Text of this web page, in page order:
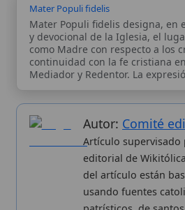
usando fuentes catolicas:
patrísticos, de santos,
teológicos, documentos
de concilios, encíclicas,
magisteriales y
Wikitólica © 2026. Enciclopedia del
histórico y litúrgico de la Iglesia Católica.
Curso Católico,Buscador Católicoy
analíticas anónimas. LicenciaCC BY-SA
ISSN: 3101-7339 .
Carlo Acutis.